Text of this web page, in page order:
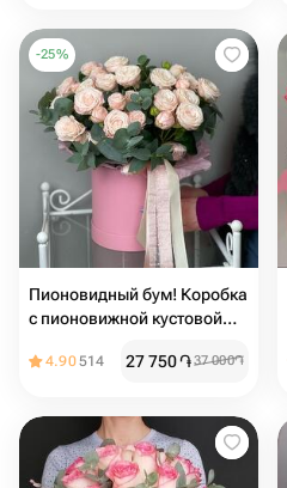
-25%
Пионовидный бум! Коробка
с пионовижной кустовой
4.90514 27 750֏37 000֏